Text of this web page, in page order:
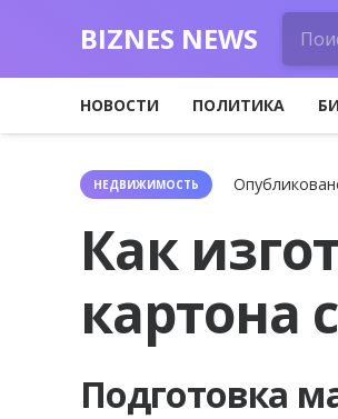
BIZNES NEWS
НОВОСТИ ПОЛИТИКА
НЕДВИЖИМОСТЬ
Как
картона
Подготовка